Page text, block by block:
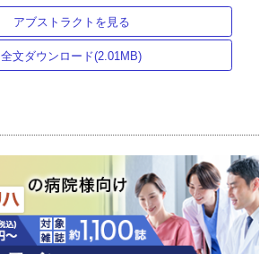
アブストラクトを見る
全文ダウンロード(2.01MB)